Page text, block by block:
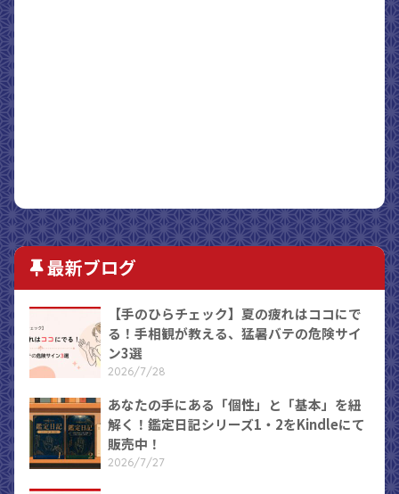
最新ブログ
【手のひらチェック】夏の疲れはココにで
る！手相観が教える、猛暑バテの危険サイ
ン3選
2026/7/28
あなたの手にある「個性」と「基本」を紐
解く！鑑定日記シリーズ1・2をKindleにて
販売中！
2026/7/27